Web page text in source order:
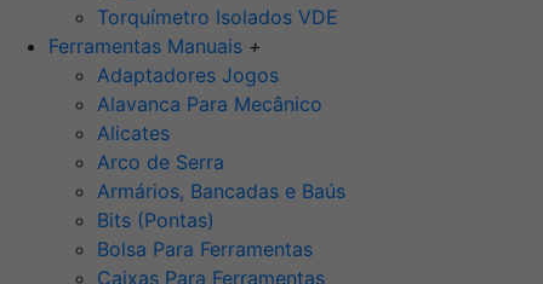
Torquímetro Isolados VDE
Ferramentas Manuais +
Adaptadores Jogos
Alavanca Para Mecânico
Alicates
Arco de Serra
Armários, Bancadas e Baús
Bits (Pontas)
Bolsa Para Ferramentas
Caixas Para Ferramentas